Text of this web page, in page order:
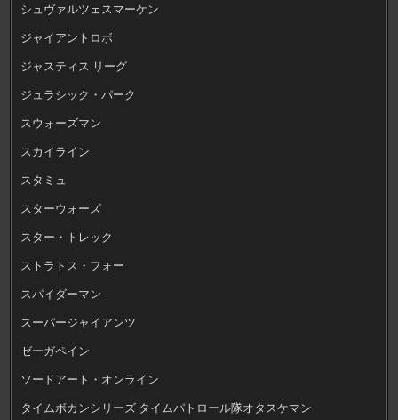
シュヴァルツェスマーケン
ジャイアントロボ
ジャスティス リーグ
ジュラシック・パーク
スウォーズマン
スカイライン
スタミュ
スターウォーズ
スター・トレック
ストラトス・フォー
スパイダーマン
スーパージャイアンツ
ゼーガペイン
ソードアート・オンライン
タイムボカンシリーズ タイムパトロール隊オタスケマン